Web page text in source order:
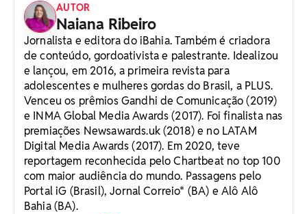
AUTOR
Naiana Ribeiro
Jornalista e editora do iBahia. Também é criadora
de conteúdo, gordoativista e palestrante. Idealizou
e lançou, em 2016, a primeira revista para
adolescentes e mulheres gordas do Brasil, a PLUS.
Venceu os prêmios Gandhi de Comunicação (2019)
e INMA Global Media Awards (2017). Foi finalista nas
premiações Newsawards.uk (2018) e no LATAM
Digital Media Awards (2017). Em 2020, teve
reportagem reconhecida pelo Chartbeat no top 100
com maior audiência do mundo. Passagens pelo
Portal iG (Brasil), Jornal Correio* (BA) e Alô Alô
Bahia (BA).